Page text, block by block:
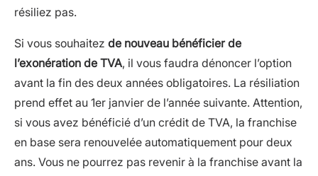
résiliez pas.
Si vous souhaitez de nouveau bénéficier de
l’exonération de TVA, il vous faudra dénoncer l’option
avant la fin des deux années obligatoires. La résiliation
prend effet au 1er janvier de l’année suivante. Attention,
si vous avez bénéficié d’un crédit de TVA, la franchise
en base sera renouvelée automatiquement pour deux
ans. Vous ne pourrez pas revenir à la franchise avant la